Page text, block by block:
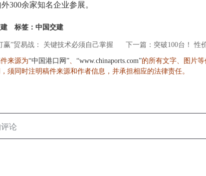
300余家知名企业参展。
标签：中国交建
赢”贸易战： 关键技术必须自己掌握
来源为“中国港口网”、 “www.chinaports.com”的所有文字、图片
须同时注明稿件来源和作者信息，并承担相应的法律责任。